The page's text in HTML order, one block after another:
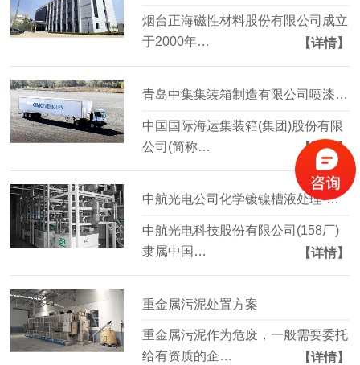
烟台正海磁性材料股份有限公司成立
于2000年…
【详情】
青岛中集集装箱制造有限公司喷漆废水改造工程
中国国际海运集装箱(集团)股份有限
公司(简称…
【详情】
中航光电公司化学镀镍槽液处理-水清木华工程案例
中航光电科技股份有限公司(158厂)
隶属中国…
【详情】
重金属污泥处置方案
重金属污泥作为危废，一般需要委托
给有资质的企…
【详情】